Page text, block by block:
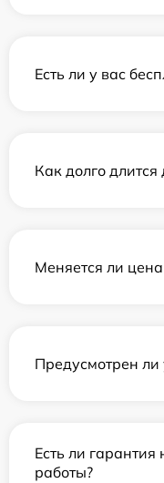
Есть ли у вас
Как долго длится
Меняется ли
Предусмотрен ли
Есть ли
работы?